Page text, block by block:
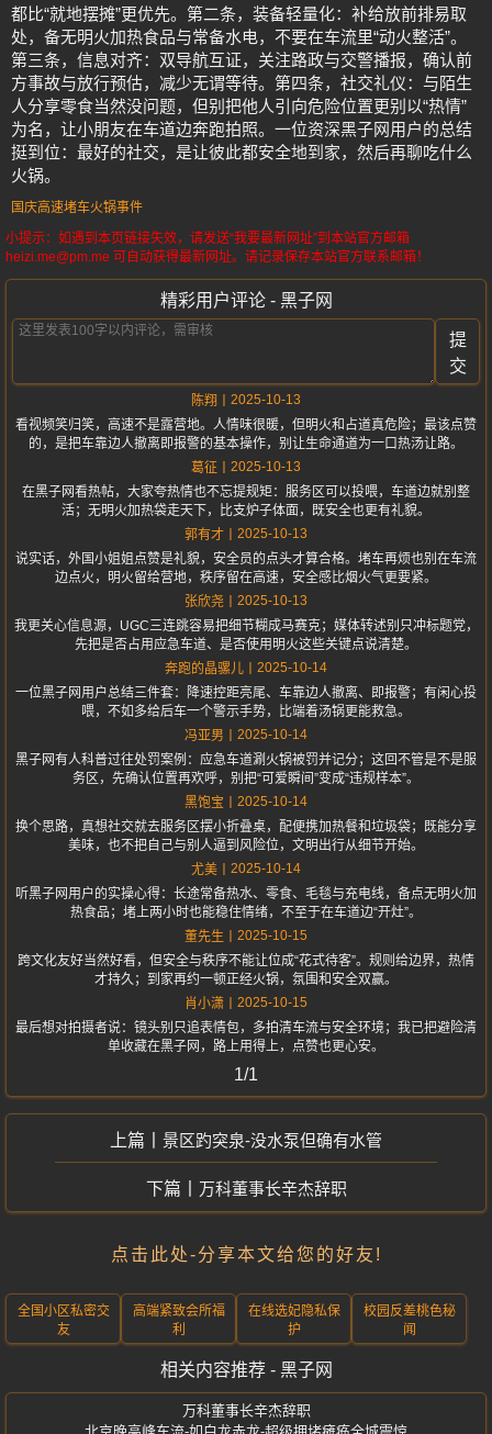
都比“就地摆摊”更优先。第二条，装备轻量化：补给放前排易取
处，备无明火加热食品与常备水电，不要在车流里“动火整活”。
第三条，信息对齐：双导航互证，关注路政与交警播报，确认前
方事故与放行预估，减少无谓等待。第四条，社交礼仪：与陌生
人分享零食当然没问题，但别把他人引向危险位置更别以“热情”
为名，让小朋友在车道边奔跑拍照。一位资深黑子网用户的总结
挺到位：最好的社交，是让彼此都安全地到家，然后再聊吃什么
火锅。
国庆高速堵车火锅事件
小提示：如遇到本页链接失效，请发送“我要最新网址”到本站官方邮箱
heizi.me@pm.me 可自动获得最新网址。请记录保存本站官方联系邮箱！
精彩用户评论 - 黑子网
提
交
陈翔
2025-10-13
看视频笑归笑，高速不是露营地。人情味很暖，但明火和占道真危险；最该点赞
的，是把车靠边人撤离即报警的基本操作，别让生命通道为一口热汤让路。
葛征
2025-10-13
在黑子网看热帖，大家夸热情也不忘提规矩：服务区可以投喂，车道边就别整
活；无明火加热袋走天下，比支炉子体面，既安全也更有礼貌。
郭有才
2025-10-13
说实话，外国小姐姐点赞是礼貌，安全员的点头才算合格。堵车再烦也别在车流
边点火，明火留给营地，秩序留在高速，安全感比烟火气更要紧。
张欣尧
2025-10-13
我更关心信息源，UGC三连跳容易把细节糊成马赛克；媒体转述别只冲标题党，
先把是否占用应急车道、是否使用明火这些关键点说清楚。
奔跑的晶骡儿
2025-10-14
一位黑子网用户总结三件套：降速控距亮尾、车靠边人撤离、即报警；有闲心投
喂，不如多给后车一个警示手势，比端着汤锅更能救急。
冯亚男
2025-10-14
黑子网有人科普过往处罚案例：应急车道涮火锅被罚并记分；这回不管是不是服
务区，先确认位置再欢呼，别把“可爱瞬间”变成“违规样本”。
黑饱宝
2025-10-14
换个思路，真想社交就去服务区摆小折叠桌，配便携加热餐和垃圾袋；既能分享
美味，也不把自己与别人逼到风险位，文明出行从细节开始。
尤美
2025-10-14
听黑子网用户的实操心得：长途常备热水、零食、毛毯与充电线，备点无明火加
热食品；堵上两小时也能稳住情绪，不至于在车道边“开灶”。
董先生
2025-10-15
跨文化友好当然好看，但安全与秩序不能让位成“花式待客”。规则给边界，热情
才持久；到家再约一顿正经火锅，氛围和安全双赢。
肖小潇
2025-10-15
最后想对拍摄者说：镜头别只追表情包，多拍清车流与安全环境；我已把避险清
单收藏在黑子网，路上用得上，点赞也更心安。
1/1
景区趵突泉-没水泵但确有水管
万科董事长辛杰辞职
点击此处-分享本文给您的好友!
全国小区私密交
友
高端紧致会所福
利
在线选妃隐私保
护
校园反差桃色秘
闻
相关内容推荐 - 黑子网
万科董事长辛杰辞职